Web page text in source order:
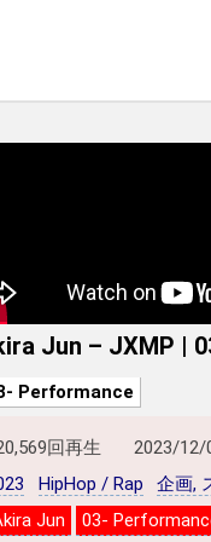
Jun – JXMP |
Performance
回再生
2023/12/
HipHop / Rap
企画,
Jun
03-